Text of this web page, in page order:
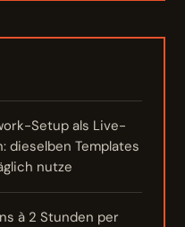
Setup als Live-
dieselben Templates
nutze
à 2 Stunden per